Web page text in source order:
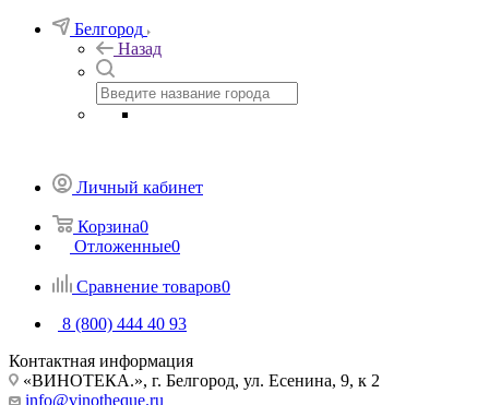
Белгород
Назад
Личный кабинет
Корзина0
Отложенные0
Сравнение товаров0
8 (800) 444 40 93
Контактная информация
«ВИНОТЕКА.», г. Белгород, ул. Есенина, 9, к 2
info@vinotheque.ru